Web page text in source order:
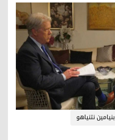
بنيامين نتنياهو